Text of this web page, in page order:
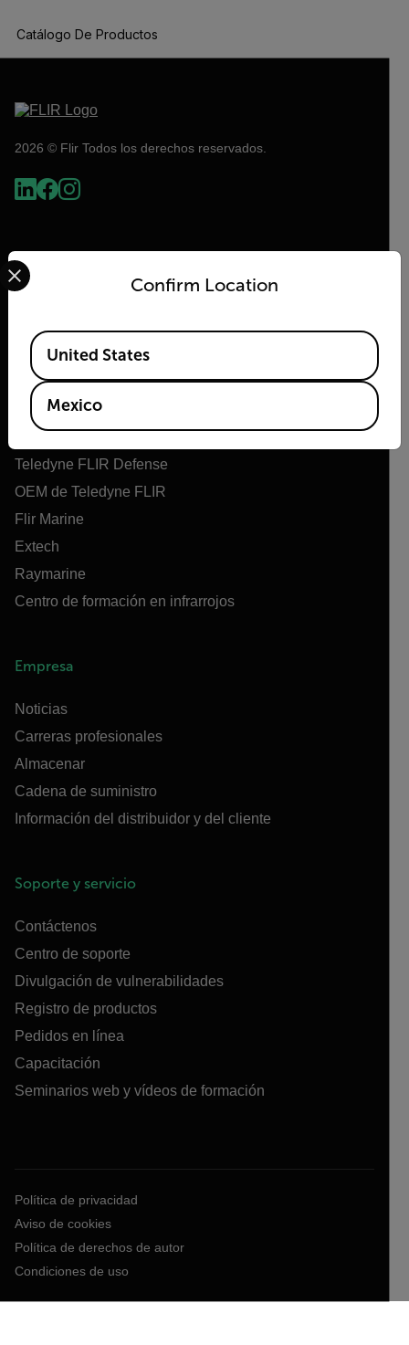
Catálogo De Productos
2026 © Flir Todos los derechos reservados.
Flir
Acerca de Flir
Teledyne FLIR Defense
OEM de Teledyne FLIR
Flir Marine
Extech
Raymarine
Centro de formación en infrarrojos
Empresa
Noticias
Carreras profesionales
Almacenar
Cadena de suministro
Información del distribuidor y del cliente
Soporte y servicio
Contáctenos
Centro de soporte
Divulgación de vulnerabilidades
Registro de productos
Pedidos en línea
Capacitación
Seminarios web y vídeos de formación
Política de privacidad
Aviso de cookies
Política de derechos de autor
Condiciones de uso
Confirm Location
Select your preferred country and language from the
Available Locations
United States
Mexico